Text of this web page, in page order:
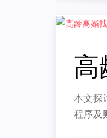
高
本文探
程序及